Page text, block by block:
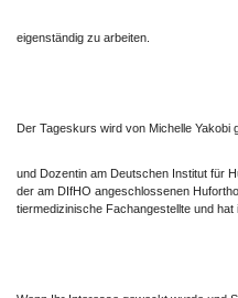
eigenständig zu arbeiten.
Der Tageskurs wird von Michelle Yakobi
und Dozentin am Deutschen Institut für
der am DIfHO angeschlossenen
tiermedizinische Fachangestellte und